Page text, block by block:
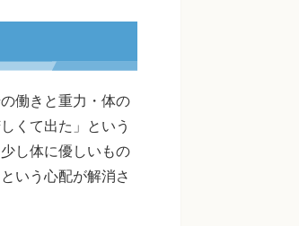
働きと重力・体の
くて出た」という
し体に優しいもの
いう心配が解消さ